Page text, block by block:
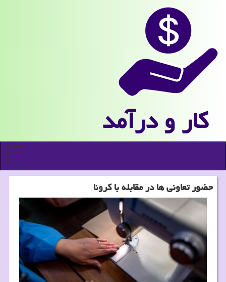
كار و درآمد
منو
حضور تعاونی ها در مقابله با كرونا